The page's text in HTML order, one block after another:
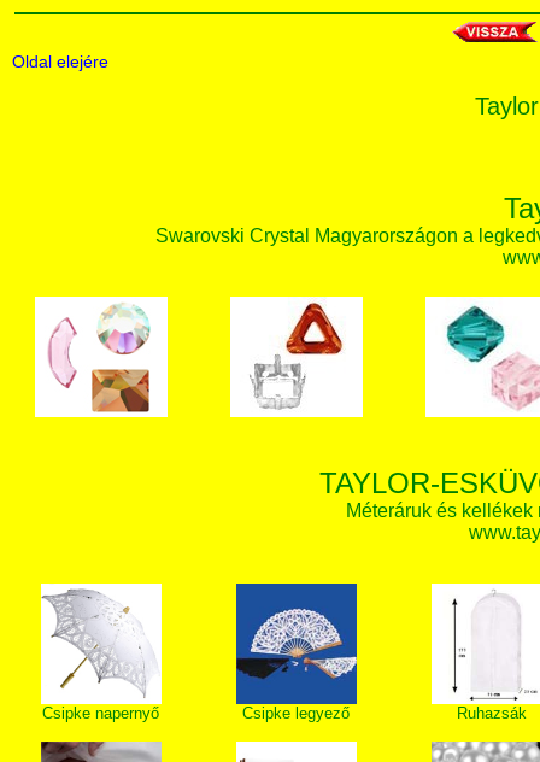
Oldal elejére
Swarovski Crystal Magyarországon a
TAYLOR-
Méteráruk és
Csipke napernyő Csipke legyező Ruhazsák